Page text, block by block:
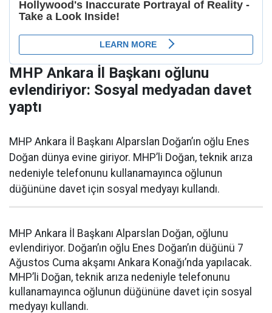
MHP Ankara İl Başkanı oğlunu
evlendiriyor: Sosyal medyadan davet
yaptı
MHP Ankara İl Başkanı Alparslan Doğan’ın oğlu Enes
Doğan dünya evine giriyor. MHP’li Doğan, teknik arıza
nedeniyle telefonunu kullanamayınca oğlunun
düğününe davet için sosyal medyayı kullandı.
MHP Ankara İl Başkanı Alparslan Doğan, oğlunu
evlendiriyor. Doğan’ın oğlu Enes Doğan’ın düğünü 7
Ağustos Cuma akşamı Ankara Konağı’nda yapılacak.
MHP’li Doğan, teknik arıza nedeniyle telefonunu
kullanamayınca oğlunun düğününe davet için sosyal
medyayı kullandı.